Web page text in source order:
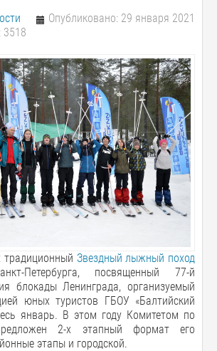
Опубликовано: 29 января 2021
3518
традиционный Звездный лыжный поход
Петербурга, посвященный 77-й
блокады Ленинграда, организуемый
юных туристов ГБОУ «Балтийский
январь. В этом году Комитетом по
2-х этапный формат его
этапы и городской.